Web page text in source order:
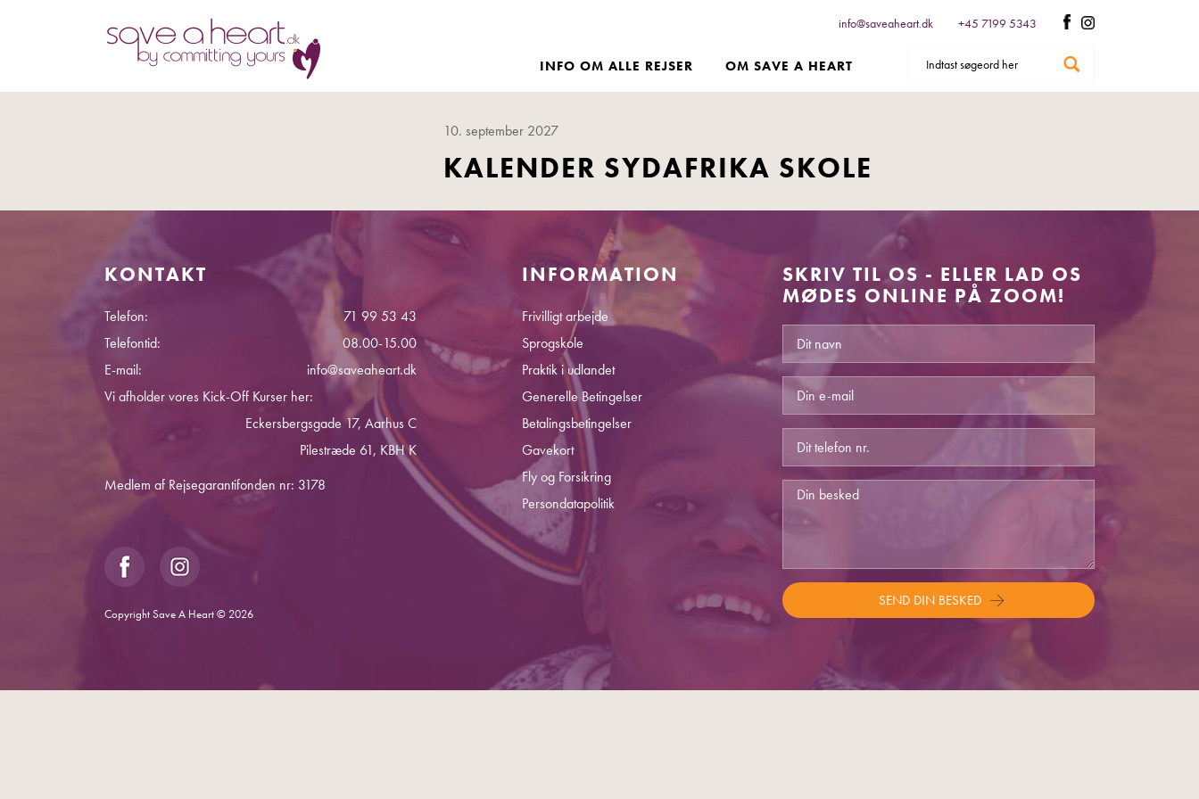
info@saveaheart.dk +45 7199 5343
INFO OM ALLE REJSER OM SAVE A HEART
10. september 2027
KALENDER SYDAFRIKA SKOLE
KONTAKT
Telefon:
71 99 53 43
Telefontid:
08.00-15.00
E-mail:
info@saveaheart.dk
Vi afholder vores Kick-Off Kurser her:
Eckersbergsgade 17, Aarhus C
Pilestræde 61, KBH K
Medlem af Rejsegarantifonden nr: 3178
INFORMATION
Frivilligt arbejde
Sprogskole
Praktik i udlandet
Generelle Betingelser
Betalingsbetingelser
Gavekort
Fly og Forsikring
Persondatapolitik
SKRIV TIL OS - ELLER LAD OS
MØDES ONLINE PÅ ZOOM!
SEND DIN BESKED
Copyright Save A Heart © 2026